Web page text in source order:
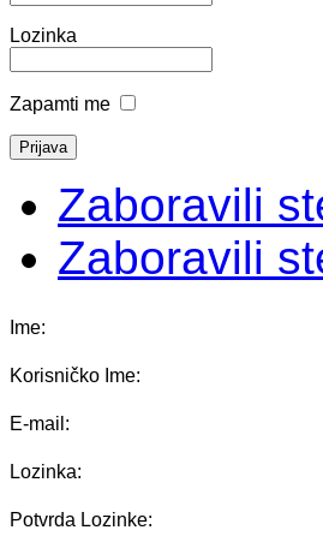
Lozinka
Zapamti me
Zaboravili
Zaboravili
Ime:
Korisničko Ime:
E-mail:
Lozinka:
Potvrda Lozinke: